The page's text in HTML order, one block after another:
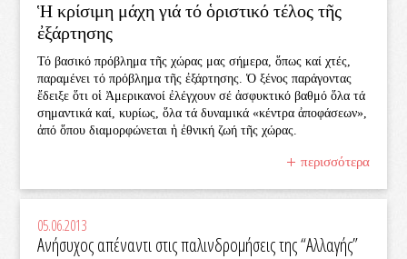
Ἡ κρίσιμη μάχη γιά τό ὁριστικό τέλος τῆς
ἐξάρτησης
Τό βασικό πρόβλημα τῆς χώρας μας σήμερα, ὅπως καί χτές,
παραμένει τό πρόβλημα τῆς ἐξάρτησης. Ὁ ξένος παράγοντας
ἔδειξε ὅτι οἱ Ἀμερικανοί ἐλέγχουν σέ ἀσφυκτικό βαθμό ὅλα τά
σημαντικά καί, κυρίως, ὅλα τά δυναμικά «κέντρα ἀποφάσεων»,
ἀπό ὅπου διαμορφώνεται ἡ ἐθνική ζωή τῆς χώρας.
περισσότερα
05.06.2013
Ανήσυχος απέναντι στις παλινδρομήσεις της “Αλλαγής”